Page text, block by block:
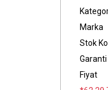
Marka
Stok
Fiyat